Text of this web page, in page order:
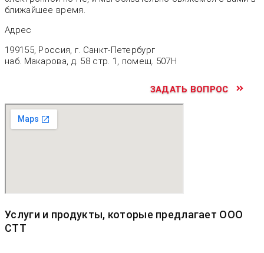
ближайшее время.
Адрес
199155, Россия, г. Санкт-Петербург
наб. Макарова, д. 58 стр. 1, помещ. 507Н
ЗАДАТЬ ВОПРОС
Услуги и продукты, которые предлагает ООО
СТТ